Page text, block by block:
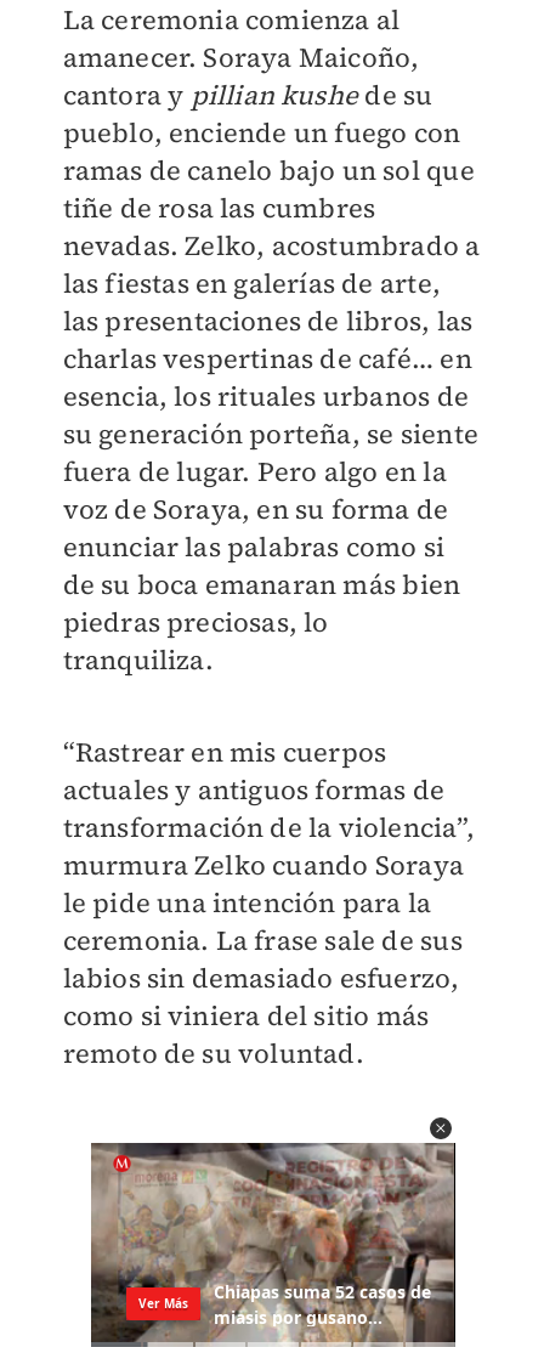
La ceremonia comienza al
amanecer. Soraya Maicoño,
cantora y pillian kushede su
pueblo, enciende un fuego con
ramas de canelo bajo un sol que
tiñe de rosa las cumbres
nevadas. Zelko, acostumbrado a
las fiestas en galerías de arte,
las presentaciones de libros, las
charlas vespertinas de café… en
esencia, los rituales urbanos de
su generación porteña, se siente
fuera de lugar. Pero algo en la
voz de Soraya, en su forma de
enunciar las palabras como si
de su boca emanaran más bien
piedras preciosas, lo
tranquiliza.
“Rastrear en mis cuerpos
actuales y antiguos formas de
transformación de la violencia”,
murmura Zelko cuando Soraya
le pide una intención para la
ceremonia. La frase sale de sus
labios sin demasiado esfuerzo,
como si viniera del sitio más
remoto de su voluntad.